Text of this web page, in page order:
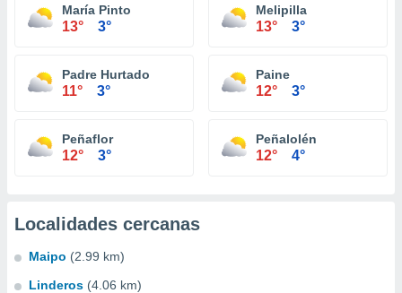
María Pinto
13° 3°
Melipilla
13° 3°
Padre Hurtado
11° 3°
Paine
12° 3°
Peñaflor
12° 3°
Peñalolén
12° 4°
Localidades cercanas
Maipo (2.99 km)
Linderos (4.06 km)